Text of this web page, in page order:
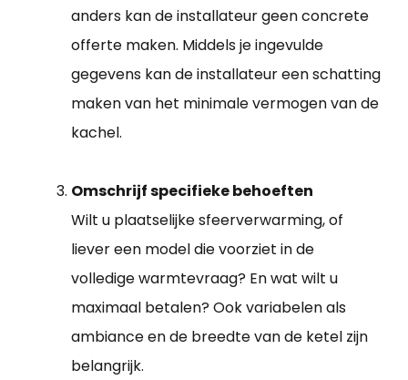
anders kan de installateur geen concrete
offerte maken. Middels je ingevulde
gegevens kan de installateur een schatting
maken van het minimale vermogen van de
kachel.
Omschrijf specifieke behoeften
Wilt u plaatselijke sfeerverwarming, of
liever een model die voorziet in de
volledige warmtevraag? En wat wilt u
maximaal betalen? Ook variabelen als
ambiance en de breedte van de ketel zijn
belangrijk.